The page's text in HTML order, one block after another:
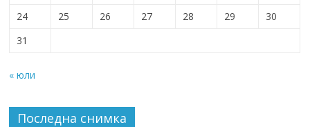
24
25 26 27 28 29
30
31
« юли
Последна снимка